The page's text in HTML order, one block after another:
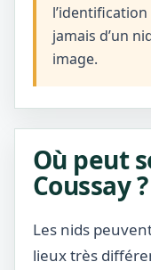
jamais d’un
image.
Où peut
Coussay ?
Les nids
lieux très